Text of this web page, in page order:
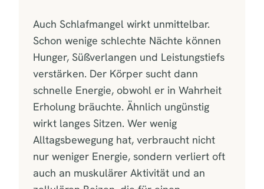
Auch Schlafmangel wirkt unmittelbar.
Schon wenige schlechte Nächte können
Hunger, Süßverlangen und Leistungstiefs
verstärken. Der Körper sucht dann
schnelle Energie, obwohl er in Wahrheit
Erholung bräuchte. Ähnlich ungünstig
wirkt langes Sitzen. Wer wenig
Alltagsbewegung hat, verbraucht nicht
nur weniger Energie, sondern verliert oft
auch an muskulärer Aktivität und an